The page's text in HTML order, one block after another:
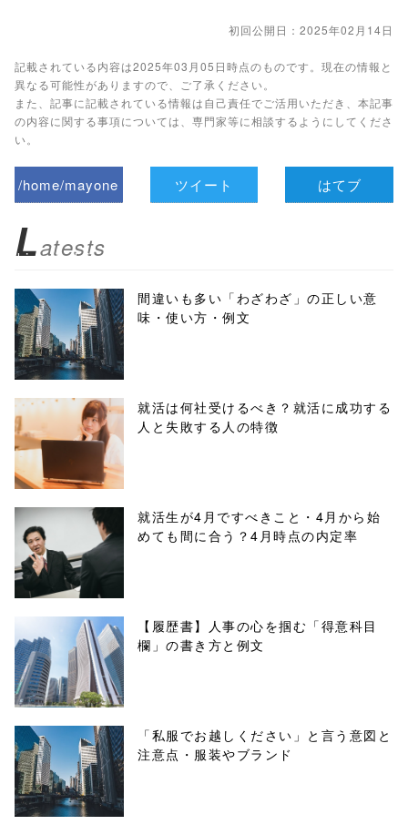
初回公開日：2025年02月14日
記載されている内容は2025年03月05日時点のものです。現在の情報と
異なる可能性がありますので、ご了承ください。
また、記事に記載されている情報は自己責任でご活用いただき、本記事
の内容に関する事項については、専門家等に相談するようにしてくださ
い。
/home/mayone
biz.jp/public_ht
ml/wp-
content/themes
/tapbiz_theme/
parts/sns-
buttons.php on
line10
/1074696"
onclick="windo
w.open(this.hre
f, 'Gwindow',
'width=550,
height=450,
menubar=no,
toolbar=no,
scrollbars=yes'
ツイート はてブ
Latests
間違いも多い「わざわざ」の正しい意
味・使い方・例文
就活は何社受けるべき？就活に成功する
人と失敗する人の特徴
就活生が4月ですべきこと・4月から始
めても間に合う？4月時点の内定率
【履歴書】人事の心を掴む「得意科目
欄」の書き方と例文
「私服でお越しください」と言う意図と
注意点・服装やブランド